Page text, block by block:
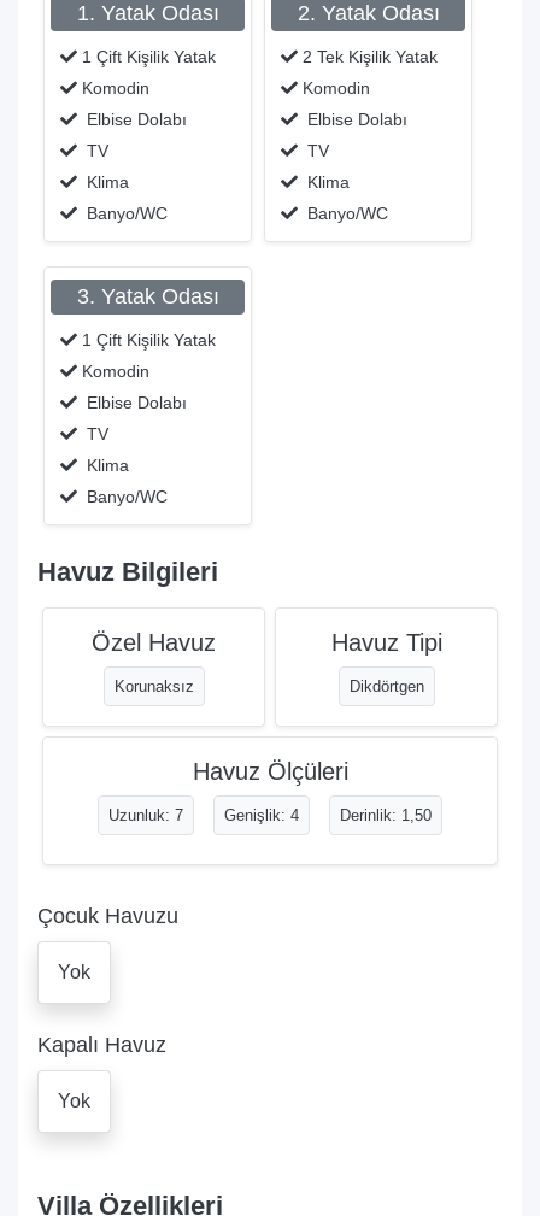
1. Yatak Odası
1 Çift Kişilik Yatak
Komodin
Elbise Dolabı
TV
Klima
Banyo/WC
2. Yatak Odası
2 Tek Kişilik Yatak
Komodin
Elbise Dolabı
TV
Klima
Banyo/WC
3. Yatak Odası
1 Çift Kişilik Yatak
Komodin
Elbise Dolabı
TV
Klima
Banyo/WC
Havuz Bilgileri
Özel Havuz
Korunaksız
Havuz Tipi
Dikdörtgen
Havuz Ölçüleri
Uzunluk: 7 Genişlik: 4 Derinlik: 1,50
Çocuk Havuzu
Yok
Kapalı Havuz
Yok
Villa Özellikleri